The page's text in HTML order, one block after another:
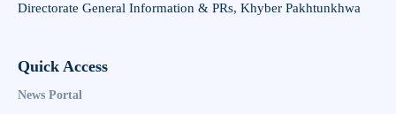
Directorate General Information & PRs, Khyber Pakhtunkhwa
Quick Access
News Portal